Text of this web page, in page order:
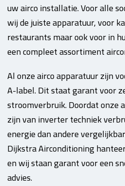
uw airco installatie. Voor alle
wij de juiste apparatuur, voor
restaurants maar ook voor in
een compleet assortiment
Al onze airco apparatuur zijn
A-label. Dit staat garant voor
stroomverbruik. Doordat onze
zijn van inverter techniek
energie dan andere
Dijkstra Airconditioning
en wij staan garant voor een
advies.